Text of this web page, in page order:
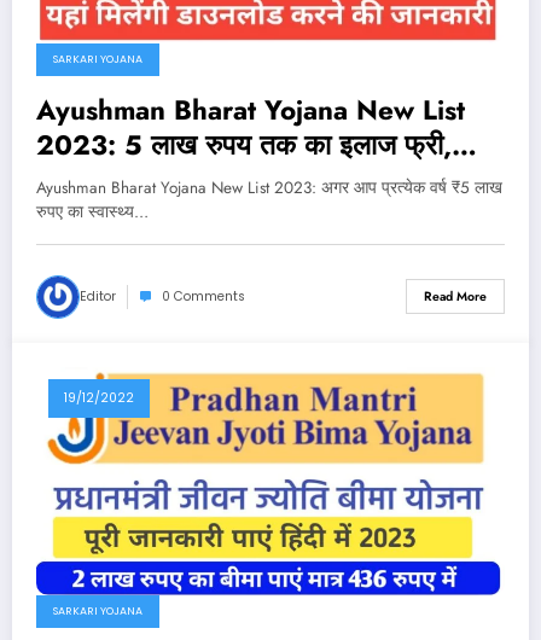
SARKARI YOJANA
Ayushman Bharat Yojana New List
2023: 5 लाख रुपय तक का इलाज फ्री,
लिस्ट मे चेक करें अपना नाम
Ayushman Bharat Yojana New List 2023: अगर आप प्रत्येक वर्ष ₹5 लाख
रुपए का स्वास्थ्य…
Editor 0 Comments Read More
19/12/2022
SARKARI YOJANA